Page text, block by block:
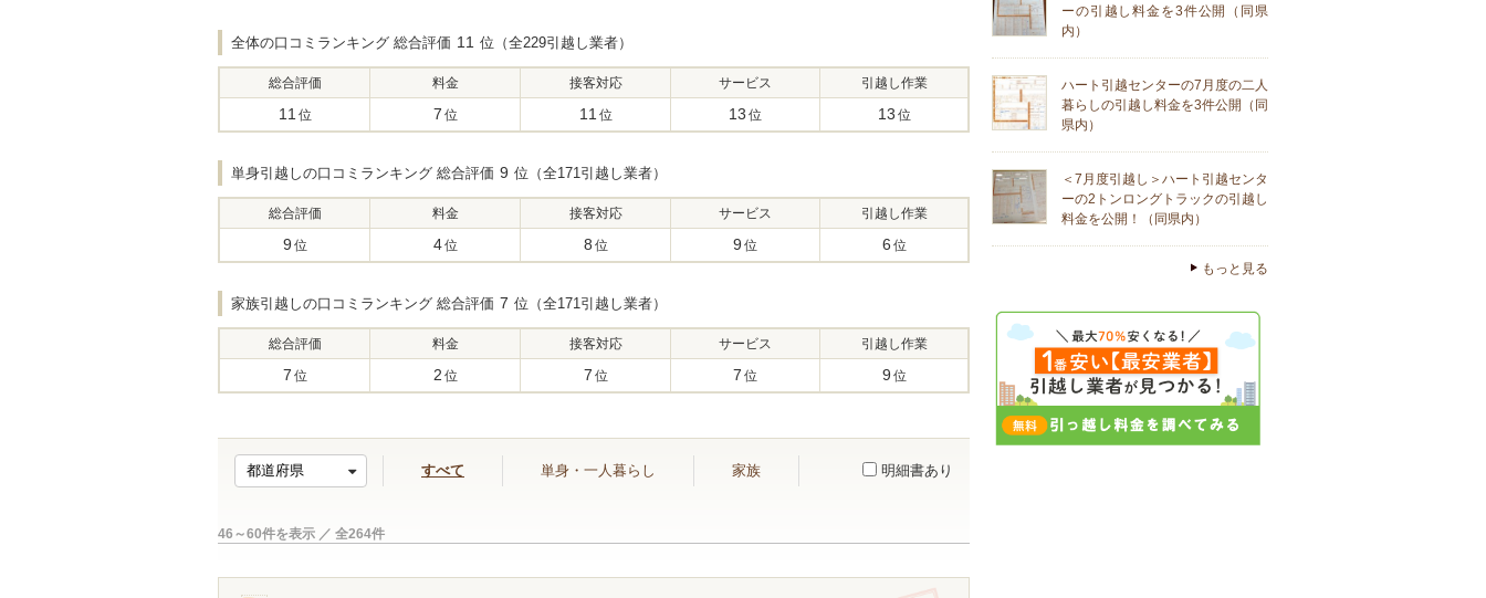
全体の口コミランキング 総合評価 11 位（全229引越し業者）
総合評価 料金 接客対応 サービス 引越し作業
11 位 7 位 11 位 13 位 13 位
単身引越しの口コミランキング 総合評価 9 位（全171引越し業者）
総合評価 料金 接客対応 サービス 引越し作業
9 位 4位 8 位 9 位 6 位
家族引越しの口コミランキング 総合評価 7 位（全171引越し業者）
総合評価 料金 接客対応 サービス 引越し作業
7 位 2 位 7 位 7 位 9 位
すべて 単身・一人暮らし 家族 明細書あり
46～60件を表示 ／ 全264件
ーの引越し料金を3件公開（同県
内）
ハート引越センターの7月度の二人
暮らしの引越し料金を3件公開（同
県内）
＜7月度引越し＞ハート引越センタ
ーの2トンロングトラックの引越し
料金を公開！（同県内）
もっと見る